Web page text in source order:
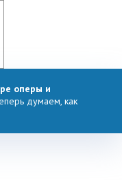
оперы и
думаем, как